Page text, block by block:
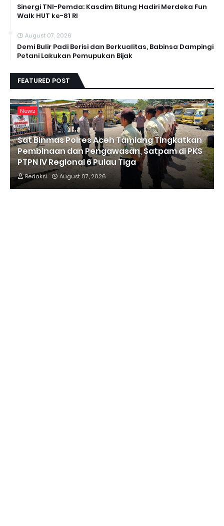
Sinergi TNI-Pemda: Kasdim Bitung Hadiri Merdeka Fun
Walk HUT ke-81 RI
August 07, 2026
Demi Bulir Padi Berisi dan Berkualitas, Babinsa Dampingi
Petani Lakukan Pemupukan Bijak
FEATURED POST
News
Sat Binmas Polres Aceh Tamiang Tingkatkan
Pembinaan dan Pengawasan, Satpam di PKS
PTPN IV Regional 6 Pulau Tiga
Redaksi August 07, 2026